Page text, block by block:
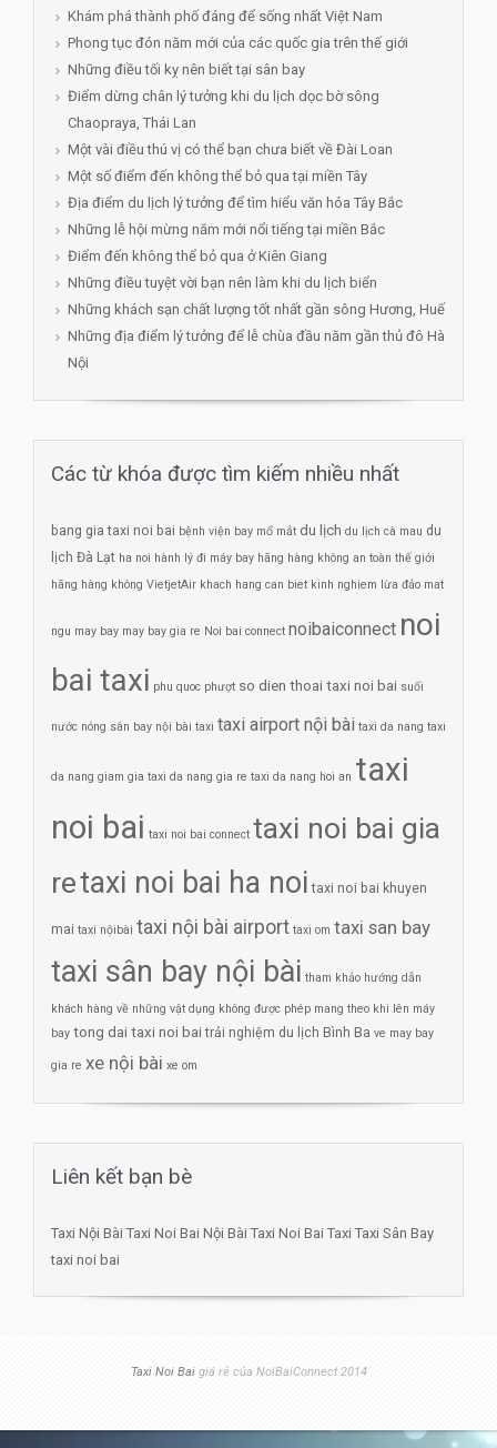
Khám phá thành phố đáng để sống nhất Việt Nam
Phong tục đón năm mới của các quốc gia trên thế giới
Những điều tối kỵ nên biết tại sân bay
Điểm dừng chân lý tưởng khi du lịch dọc bờ sông
Chaopraya, Thái Lan
Một vài điều thú vị có thể bạn chưa biết về Đài Loan
Một số điểm đến không thể bỏ qua tại miền Tây
Địa điểm du lịch lý tưởng để tìm hiểu văn hóa Tây Bắc
Những lễ hội mừng năm mới nổi tiếng tại miền Bắc
Điểm đến không thể bỏ qua ở Kiên Giang
Những điều tuyệt vời bạn nên làm khi du lịch biển
Những khách sạn chất lượng tốt nhất gần sông Hương, Huế
Những địa điểm lý tưởng để lễ chùa đầu năm gần thủ đô Hà
Nội
Các từ khóa được tìm kiếm nhiều nhất
bang gia taxi noi bai bệnh viện bay mổ mắt du lịch du lịch cà mau du
lịch Đà Lạt ha noi hành lý đi máy bay hãng hàng không an toàn thế giới
hãng hàng không VietjetAir khach hang can biet kinh nghiem lừa đảo mat
ngu may bay may bay gia re Noi bai connect noibaiconnect noi
bai taxi phu quoc phượt so dien thoai taxi noi bai suối
nước nóng sân bay nội bài taxi taxi airport nội bài taxi da nang taxi
da nang giam gia taxi da nang gia re taxi da nang hoi an taxi
noi bai taxi noi bai connect taxi noi bai gia
retaxi noi bai ha noi taxi noi bai khuyen
mai taxi nộibài taxi nội bài airport taxi om taxi san bay
taxi sân bay nội bài tham khảo hướng dẫn
khách hàng về những vật dụng không được phép mang theo khi lên máy
bay tong dai taxi noi bai trải nghiệm du lịch Bình Ba ve may bay
gia re xe nội bài xe om
Liên kết bạn bè
Taxi Nội Bài Taxi Noi Bai Nội Bài Taxi Noi Bai Taxi Taxi Sân Bay
taxi noi bai
Taxi Noi Baigiá rẻ của NoiBaiConnect 2014